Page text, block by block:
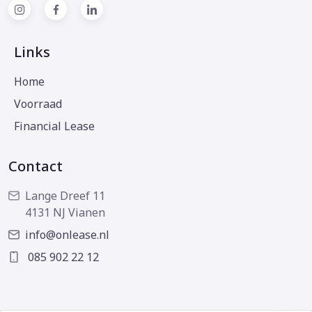
Links
Home
Voorraad
Financial Lease
Contact
Lange Dreef 11
4131 NJ Vianen
info@onlease.nl
085 902 22 12